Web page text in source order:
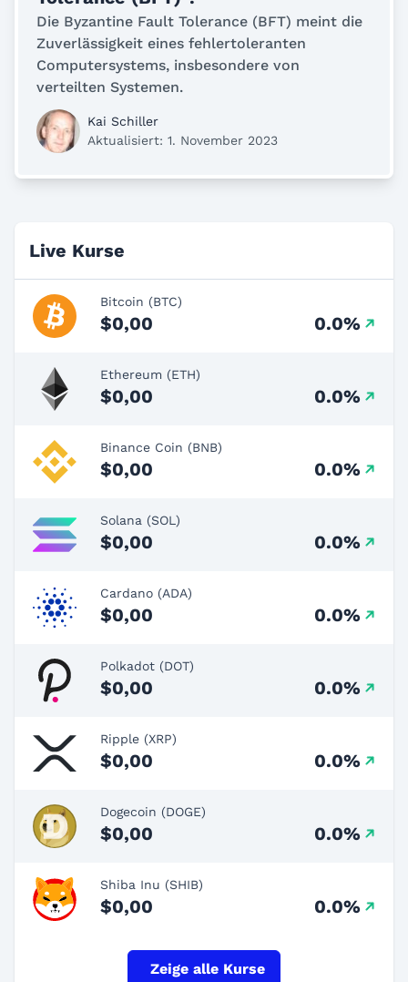
Die Byzantine Fault Tolerance (BFT) meint die
Zuverlässigkeit eines fehlertoleranten
Computersystems, insbesondere von
verteilten Systemen.
Kai Schiller
Aktualisiert: 1. November 2023
Live Kurse
Bitcoin (BTC)
$0,00 0.0%
Ethereum (ETH)
$0,00 0.0%
Binance Coin (BNB)
$0,00 0.0%
Solana (SOL)
$0,00 0.0%
Cardano (ADA)
$0,00 0.0%
Polkadot (DOT)
$0,00 0.0%
Ripple (XRP)
$0,00 0.0%
Dogecoin (DOGE)
$0,00 0.0%
Shiba Inu (SHIB)
$0,00 0.0%
Zeige alle Kurse